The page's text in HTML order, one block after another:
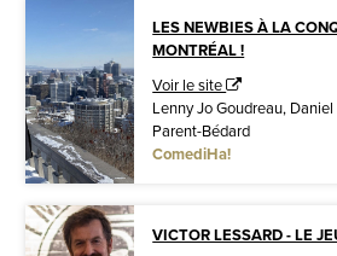
LES NEWBIES À LA
MONTRÉAL !
Voir le site
Lenny Jo Goudreau,
Parent-Bédard
ComediHa!
VICTOR LESSARD - LE